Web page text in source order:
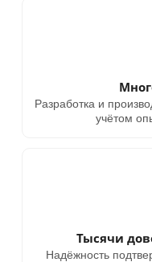
Разработка и
учётом
Тысячи
Надёжность